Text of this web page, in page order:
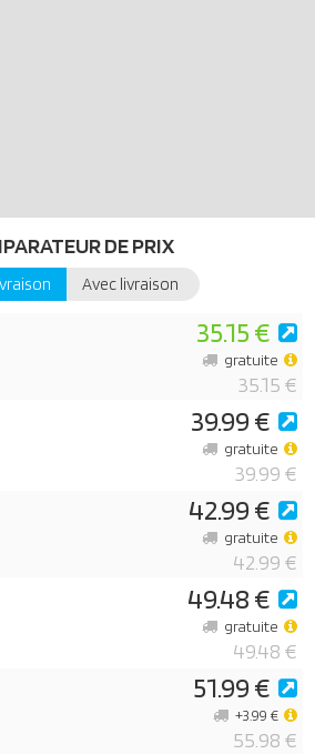
DE PRIX
Avec livraison
35.15 €
35.15 €
gratuite
39.99 €
39.99 €
gratuite
42.99 €
42.99 €
gratuite
49.48 €
49.48 €
gratuite
51.99 €
55.98 €
+3.99 €